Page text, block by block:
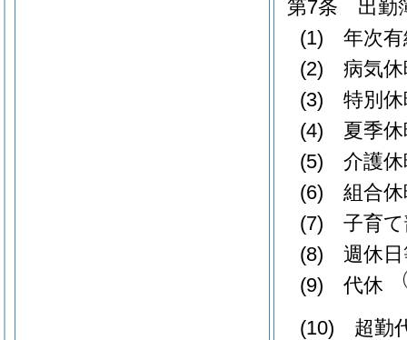
第7条
出勤
(1)
年次
(2)
病気
(3)
特別
(4)
夏季
(5)
介護
(6)
組合
(7)
子育
(8)
週休
(9)
代休
(10)
超勤